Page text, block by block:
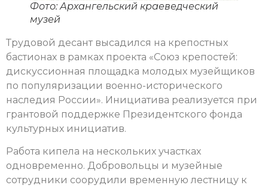
Фото: Архангельский краеведческий
музей
Трудовой десант высадился на крепостных
бастионах в рамках проекта «Союз крепостей:
дискуссионная площадка молодых музейщиков
по популяризации военно-исторического
наследия России». Инициатива реализуется при
грантовой поддержке Президентского фонда
культурных инициатив.
Работа кипела на нескольких участках
одновременно. Добровольцы и музейные
сотрудники соорудили временную лестницу к